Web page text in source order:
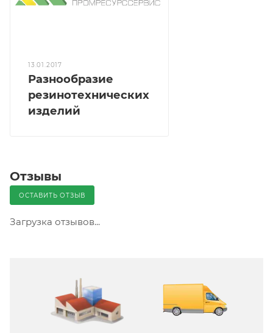
13.01.2017
Разнообразие
резинотехнических
изделий
Отзывы
ОСТАВИТЬ ОТЗЫВ
Загрузка отзывов...